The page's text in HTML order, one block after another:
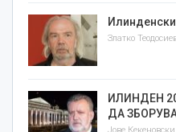
ИЛИНДЕН
ДА